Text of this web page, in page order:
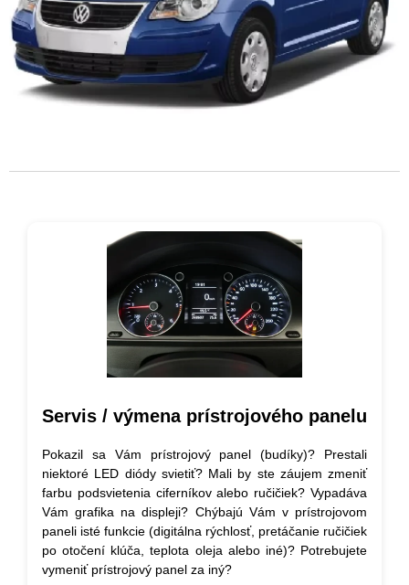
Servis / výmena prístrojového panelu
Pokazil sa Vám prístrojový panel (budíky)? Prestali
niektoré LED diódy svietiť? Mali by ste záujem zmeniť
farbu podsvietenia ciferníkov alebo ručičiek? Vypadáva
Vám grafika na displeji? Chýbajú Vám v prístrojovom
paneli isté funkcie (digitálna rýchlosť, pretáčanie ručičiek
po otočení klúča, teplota oleja alebo iné)? Potrebujete
vymeniť prístrojový panel za iný?